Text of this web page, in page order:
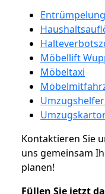
Entrümpelung
Möbellift
Möbeltaxi
Kontaktieren Sie
uns gemeinsam
planen!
Füllen Sie jetzt